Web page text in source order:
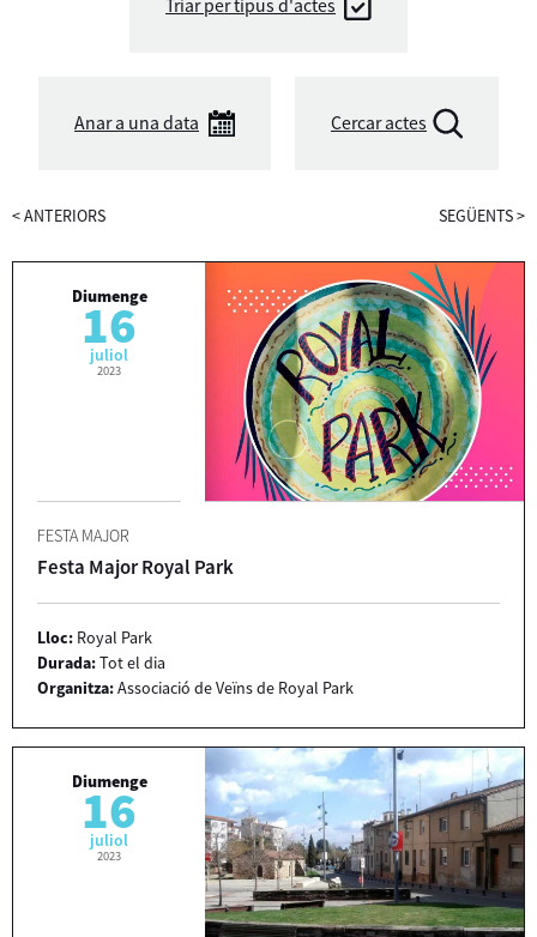
Triar per tipus d'actes
Anar a una data Cercar actes
<ANTERIORS SEGÜENTS>
Diumenge
16
juliol
2023
FESTA MAJOR
Festa Major Royal Park
Lloc: Royal Park
Durada:Tot el dia
Organitza:Associació de Veïns de Royal Park
Diumenge
16
juliol
2023